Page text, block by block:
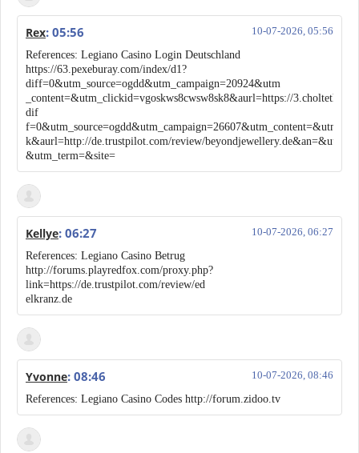
Rex 10-07-2026, 05:56
: 05:56
References: Legiano Casino Login Deutschland
https://63.pexeburay.com/index/d1?
diff=0&utm_source=ogdd&utm_campaign=20924&utm
_content=&utm_clickid=vgoskws8cwsw8sk8&aurl=https://
dif
k&aurl=http://de.trustpilot.com/review/
&utm_term=&site=
Kellye 10-07-2026, 06:27
: 06:27
References: Legiano Casino Betrug
http://forums.playredfox.com/proxy.php?
link=https://de.trustpilot.com/review/ed
elkranz.de
Yvonne 10-07-2026, 08:46
: 08:46
References: Legiano Casino Codes http://forum.zidoo.tv